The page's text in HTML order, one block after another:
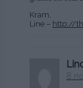
Kram,
Line – http://
8